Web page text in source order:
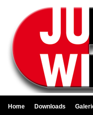
Home Downloads